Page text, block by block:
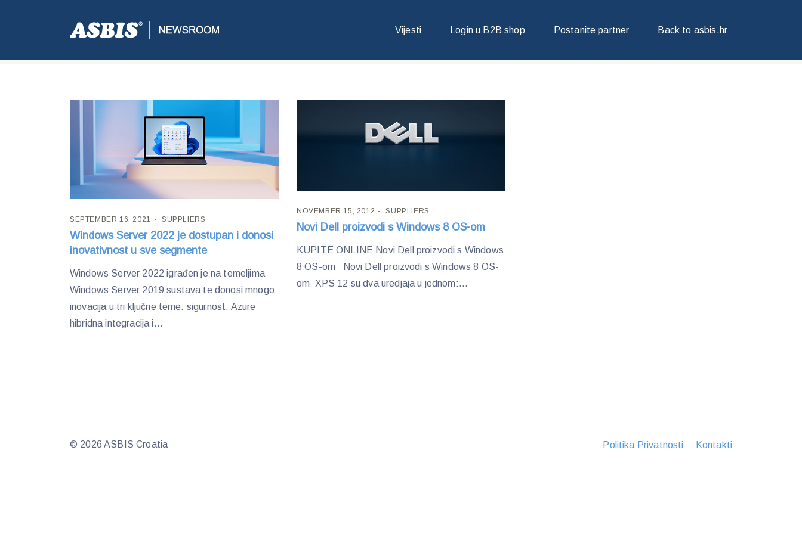
Vijesti Login u B2B shop Postanite partner Back to asbis.hr
Tag:Windows
SEPTEMBER 16, 2021 SUPPLIERS
Windows Server 2022 je dostupan i donosi
inovativnost u sve segmente
Windows Server 2022 igrađen je na temeljima
Windows Server 2019 sustava te donosi mnogo
inovacija u tri ključne teme: sigurnost, Azure
hibridna integracija i...
NOVEMBER 15, 2012 SUPPLIERS
Novi Dell proizvodi s Windows 8 OS-om
KUPITE ONLINE Novi Dell proizvodi s Windows
8 OS-om Novi Dell proizvodi s Windows 8 OS-
om XPS 12 su dva uredjaja u jednom:...
© 2026 ASBIS Croatia Politika Privatnosti Kontakti